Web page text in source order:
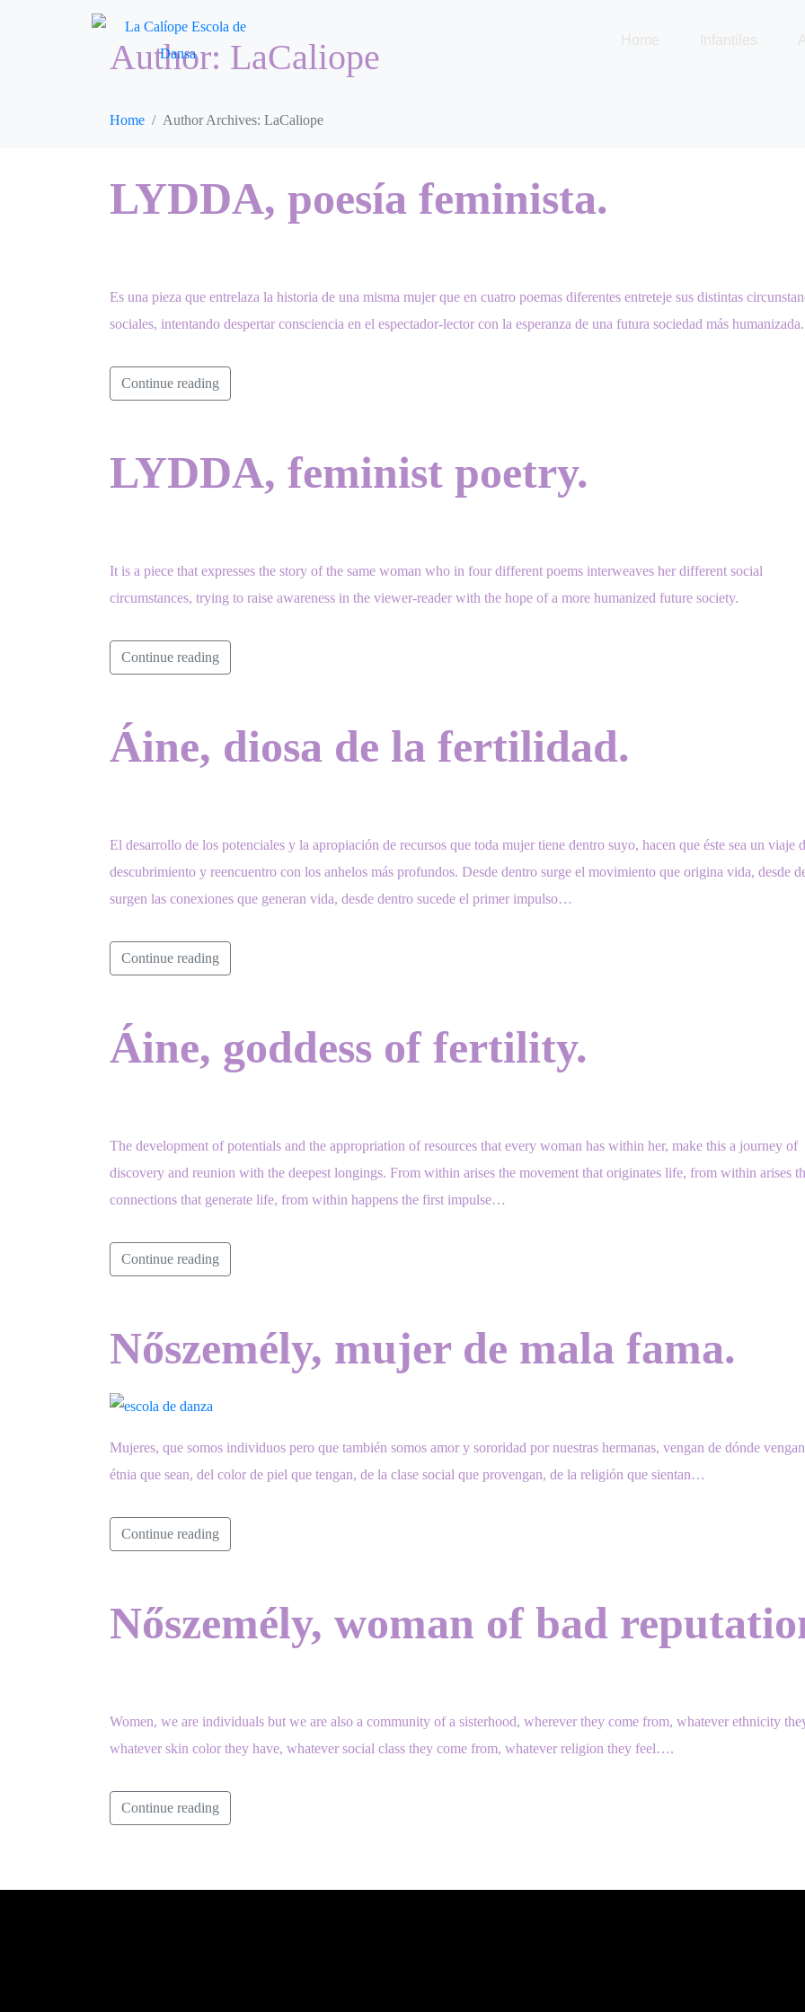
Author: LaCaliope
Home Author Archives: LaCaliope
LYDDA, poesía feminista.
Es una pieza que entrelaza la historia de una misma mujer que en cuatro poemas diferentes entreteje sus distintas
sociales, intentando despertar consciencia en el espectador-lector con la esperanza de una futura sociedad más humanizada.
Continue reading
LYDDA, feminist poetry.
It is a piece that expresses the story of the same woman who in four different poems interweaves her different social
circumstances, trying to raise awareness in the viewer-reader with the hope of a more humanized future society.
Continue reading
Áine, diosa de la fertilidad.
El desarrollo de los potenciales y la apropiación de recursos que toda mujer tiene dentro suyo, hacen que éste sea un viaje
descubrimiento y reencuentro con los anhelos más profundos. Desde dentro surge el movimiento que origina vida, desde
surgen las conexiones que generan vida, desde dentro sucede el primer impulso…
Continue reading
Áine, goddess of fertility.
The development of potentials and the appropriation of resources that every woman has within her, make this a journey of
discovery and reunion with the deepest longings. From within arises the movement that originates life, from within arises
connections that generate life, from within happens the first impulse…
Continue reading
Nőszemély, mujer de mala fama.
Mujeres, que somos individuos pero que también somos amor y sororidad por nuestras hermanas, vengan de dónde
étnia que sean, del color de piel que tengan, de la clase social que provengan, de la religión que sientan…
Continue reading
Nőszemély, woman of bad
Women, we are individuals but we are also a community of a sisterhood, wherever they come from, whatever ethnicity
whatever skin color they have, whatever social class they come from, whatever religion they feel….
Continue reading